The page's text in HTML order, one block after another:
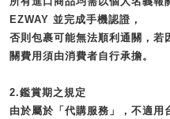
EZWAY 並完成手機認證，
否則包裹可能無法順利通關，若
關費用須由消費者自行承擔。
2.鑑賞期之規定
由於屬於「代購服務」，不適用